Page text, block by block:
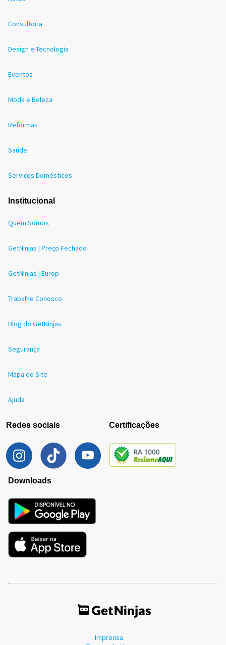
Consultoria
Design e Tecnologia
Eventos
Moda e Beleza
Reformas
Saúde
Serviços Domésticos
Institucional
Quem Somos
GetNinjas | Preço Fechado
GetNinjas | Europ
Trabalhe Conosco
Blog do GetNinjas
Segurança
Mapa do Site
Ajuda
Redes sociais Certificações
Downloads
Imprensa